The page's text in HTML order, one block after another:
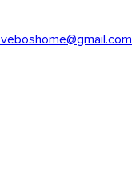
veboshome@gmail.com